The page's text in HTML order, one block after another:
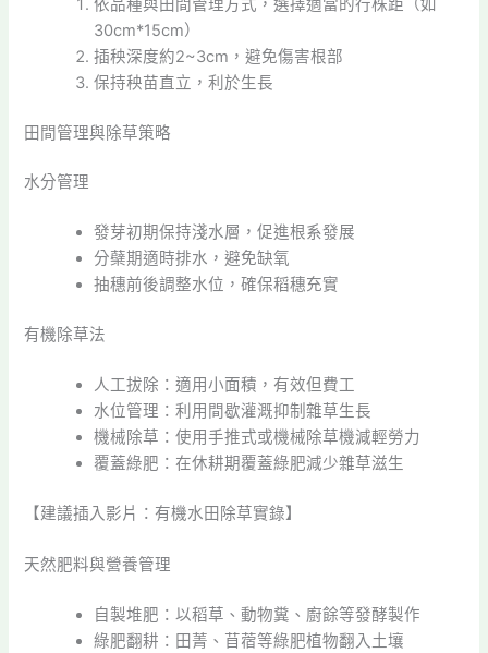
依品種與田間管理方式，選擇適當的行株距（如
30cm*15cm）
插秧深度約2~3cm，避免傷害根部
保持秧苗直立，利於生長
田間管理與除草策略
水分管理
發芽初期保持淺水層，促進根系發展
分蘗期適時排水，避免缺氧
抽穗前後調整水位，確保稻穗充實
有機除草法
人工拔除：適用小面積，有效但費工
水位管理：利用間歇灌溉抑制雜草生長
機械除草：使用手推式或機械除草機減輕勞力
覆蓋綠肥：在休耕期覆蓋綠肥減少雜草滋生
【建議插入影片：有機水田除草實錄】
天然肥料與營養管理
自製堆肥：以稻草、動物糞、廚餘等發酵製作
綠肥翻耕：田菁、苜蓿等綠肥植物翻入土壤